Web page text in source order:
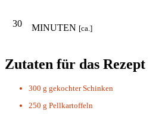
30 MINUTEN [ca.]
Zutaten für das Rezept
300 g gekochter Schinken
250 g Pellkartoffeln